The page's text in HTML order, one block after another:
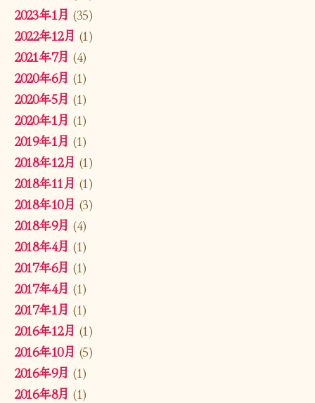
2023年1月 (35)
2022年12月 (1)
2021年7月 (4)
2020年6月 (1)
2020年5月 (1)
2020年1月 (1)
2019年1月 (1)
2018年12月 (1)
2018年11月 (1)
2018年10月 (3)
2018年9月 (4)
2018年4月 (1)
2017年6月 (1)
2017年4月 (1)
2017年1月 (1)
2016年12月 (1)
2016年10月 (5)
2016年9月 (1)
2016年8月 (1)